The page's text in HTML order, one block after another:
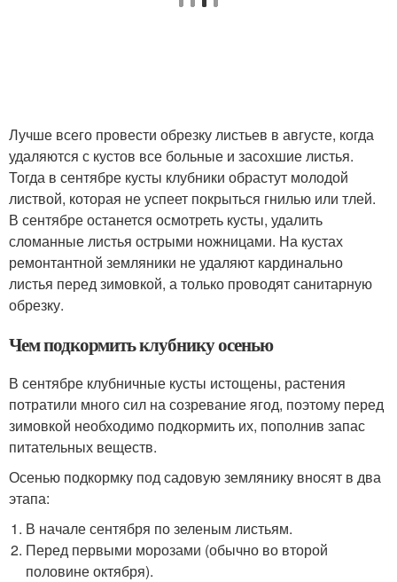
Лучше всего провести обрезку листьев в августе, когда
удаляются с кустов все больные и засохшие листья.
Тогда в сентябре кусты клубники обрастут молодой
листвой, которая не успеет покрыться гнилью или тлей.
В сентябре останется осмотреть кусты, удалить
сломанные листья острыми ножницами. На кустах
ремонтантной земляники не удаляют кардинально
листья перед зимовкой, а только проводят санитарную
обрезку.
Чем подкормить клубнику осенью
В сентябре клубничные кусты истощены, растения
потратили много сил на созревание ягод, поэтому перед
зимовкой необходимо подкормить их, пополнив запас
питательных веществ.
Осенью подкормку под садовую землянику вносят в два
этапа:
В начале сентября по зеленым листьям.
Перед первыми морозами (обычно во второй
половине октября).